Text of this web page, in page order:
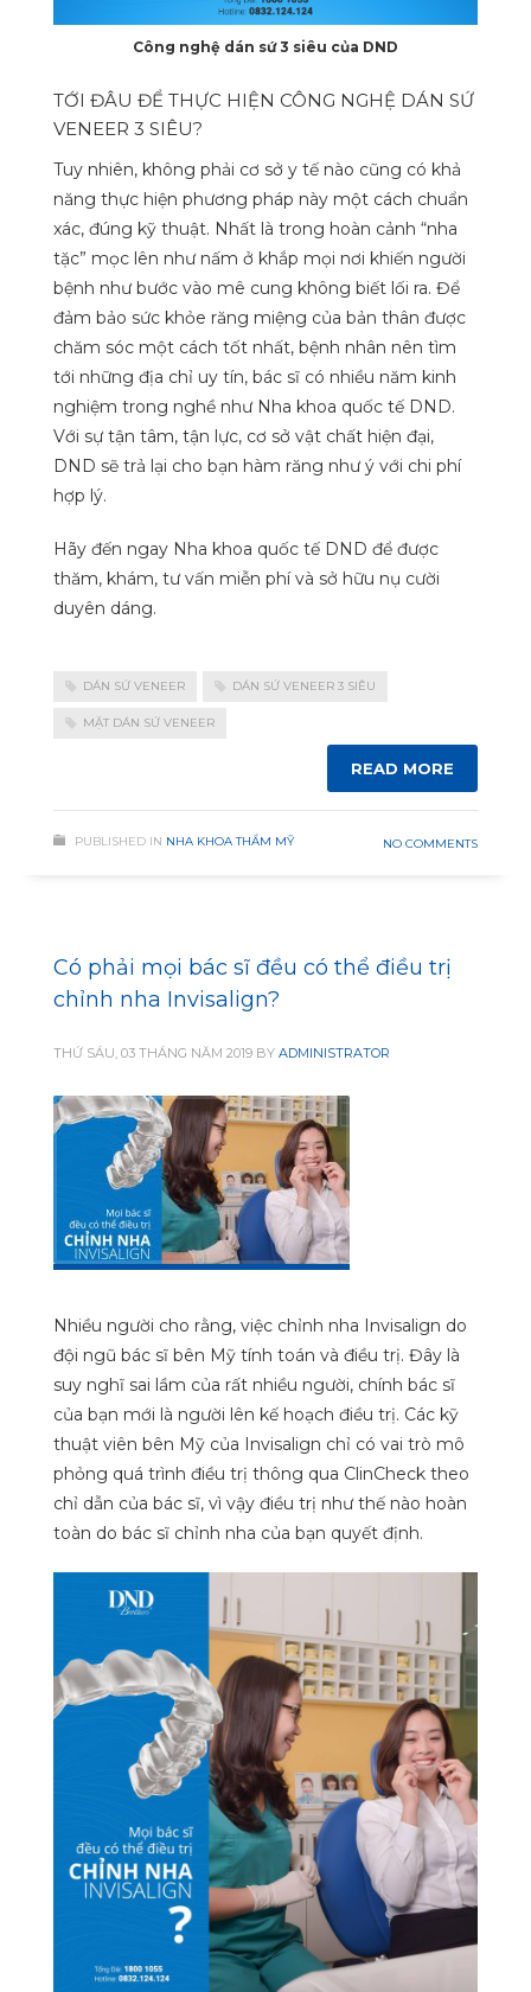
Công nghệ dán sứ 3 siêu của DND
TỚI ĐÂU ĐỂ THỰC HIỆN CÔNG NGHỆ DÁN SỨ
VENEER 3 SIÊU?
Tuy nhiên, không phải cơ sở y tế nào cũng có khả
năng thực hiện phương pháp này một cách chuẩn
xác, đúng kỹ thuật. Nhất là trong hoàn cảnh “nha
tặc” mọc lên như nấm ở khắp mọi nơi khiến người
bệnh như bước vào mê cung không biết lối ra. Để
đảm bảo sức khỏe răng miệng của bản thân được
chăm sóc một cách tốt nhất, bệnh nhân nên tìm
tới những địa chỉ uy tín, bác sĩ có nhiều năm kinh
nghiệm trong nghề như Nha khoa quốc tế DND.
Với sự tận tâm, tận lực, cơ sở vật chất hiện đại,
DND sẽ trả lại cho bạn hàm răng như ý với chi phí
hợp lý.
Hãy đến ngay Nha khoa quốc tế DND để được
thăm, khám, tư vấn miễn phí và sở hữu nụ cười
duyên dáng.
DÁN SỨ VENEER DÁN SỨ VENEER 3 SIÊU
MẶT DÁN SỨ VENEER
READ MORE
PUBLISHED IN NHA KHOA THẨM MỸ NO COMMENTS
Có phải mọi bác sĩ đều có thể điều trị
chỉnh nha Invisalign?
THỨ SÁU, 03 THÁNG NĂM 2019 BY ADMINISTRATOR
Nhiều người cho rằng, việc chỉnh nha Invisalign do
đội ngũ bác sĩ bên Mỹ tính toán và điều trị. Đây là
suy nghĩ sai lầm của rất nhiều người, chính bác sĩ
của bạn mới là người lên kế hoạch điều trị. Các kỹ
thuật viên bên Mỹ của Invisalign chỉ có vai trò mô
phỏng quá trình điều trị thông qua ClinCheck theo
chỉ dẫn của bác sĩ, vì vậy điều trị như thế nào hoàn
toàn do bác sĩ chỉnh nha của bạn quyết định.